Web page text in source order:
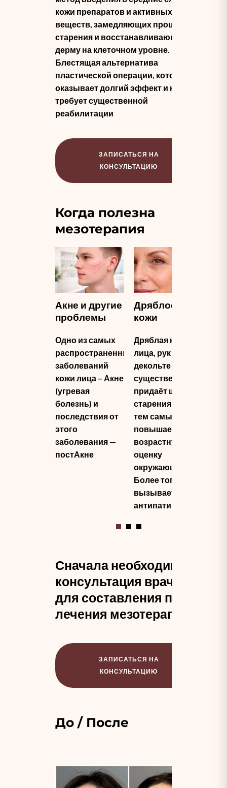
кожи препаратов и активных
веществ, замедляющих процессы
старения и восстанавливающих
дерму на клеточном уровне.
Блестящая альтернатива
пластической операции, которая
оказывает долгий эффект и не
требует существенной
реабилитации
ЗАПИСАТЬСЯ НА
КОНСУЛЬТАЦИЮ
Когда полезна
мезотерапия
Акне и другие
проблемы
Одно из самых
распространенных
заболеваний
кожи лица – Акне
(угревая
болезнь) и
последствия от
этого
заболевания —
постАкне
Дряблость
кожи
Дряблая кожа
лица, рук и зоны
декольте
существенно
придаёт шлейф
старения кожи,
тем самым
повышает
возрастную
оценку
окружающих.
Более того
вызывает
антипатию
Сначала необходима
консультация врача
для составления плана
лечения мезотерапией
ЗАПИСАТЬСЯ НА
КОНСУЛЬТАЦИЮ
До / После